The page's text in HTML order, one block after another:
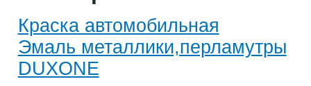
Краска автомобильная
Эмаль металлики,перламутры
DUXONE